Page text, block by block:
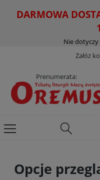
DARMOWA
Nie dotyczy
Załóż
Prenumerata:
Opcje